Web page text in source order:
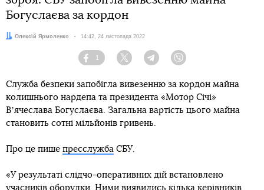
Богуслаєва за кордон
Автор:
Олексій Ярмоленко Дата:
14:42, 24 листопада 2022
Facebook
1
Twitter TelegramViber
Служба безпеки запобігла вивезенню за кордон майна
колишнього нардепа та президента «Мотор Січі»
Вʼячеслава Богуслаєва. Загальна вартість цього майна
становить сотні мільйонів гривень.
Про це пише пресслужба СБУ.
«У результаті слідчо-оперативних дій встановлено
учасників оборудки. Ними виявились кілька керівників